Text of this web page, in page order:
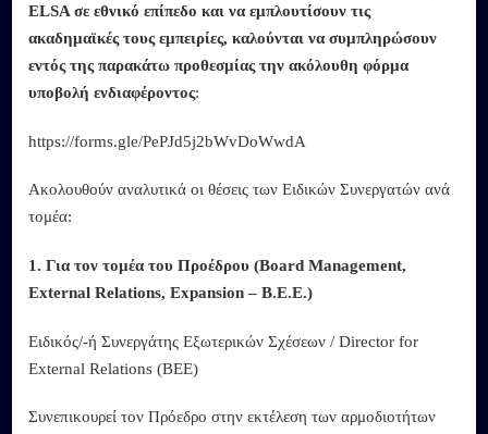
ELSA σε εθνικό επίπεδο και να εμπλουτίσουν τις
ακαδημαϊκές τους εμπειρίες, καλούνται να συμπληρώσουν
εντός της παρακάτω προθεσμίας την ακόλουθη φόρμα
υποβολή ενδιαφέροντος:
https://forms.gle/PePJd5j2bWvDoWwdA
Ακολουθούν αναλυτικά οι θέσεις των Ειδικών Συνεργατών ανά
τομέα:
1. Για τον τομέα του Προέδρου (Board Management,
External Relations, Expansion – B.E.E.)
Ειδικός/-ή Συνεργάτης Εξωτερικών Σχέσεων / Director for
External Relations (BEE)
Συνεπικουρεί τον Πρόεδρο στην εκτέλεση των αρμοδιοτήτων